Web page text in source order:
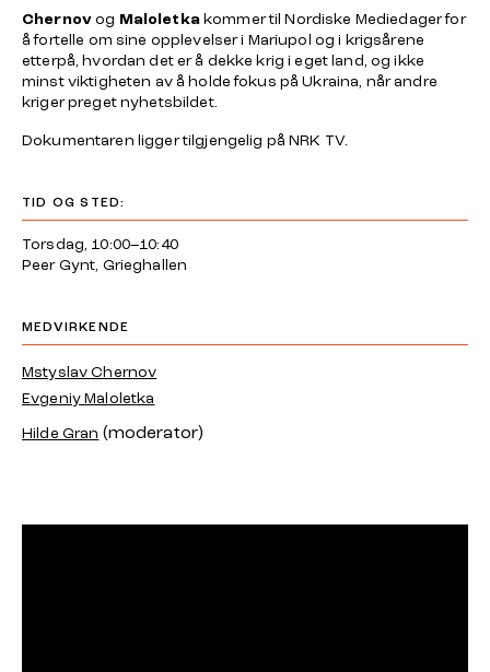
Chernovog Maloletkakommer til Nordiske Mediedager for
å fortelle om sine opplevelser i Mariupol og i krigsårene
etterpå, hvordan det er å dekke krig i eget land, og ikke
minst viktigheten av å holde fokus på Ukraina, når andre
kriger preget nyhetsbildet.
Dokumentaren ligger tilgjengelig på NRK TV.
TID OG STED:
Torsdag, 10:00–10:40
Peer Gynt, Grieghallen
MEDVIRKENDE
Mstyslav Chernov
Evgeniy Maloletka
Hilde Gran (moderator)